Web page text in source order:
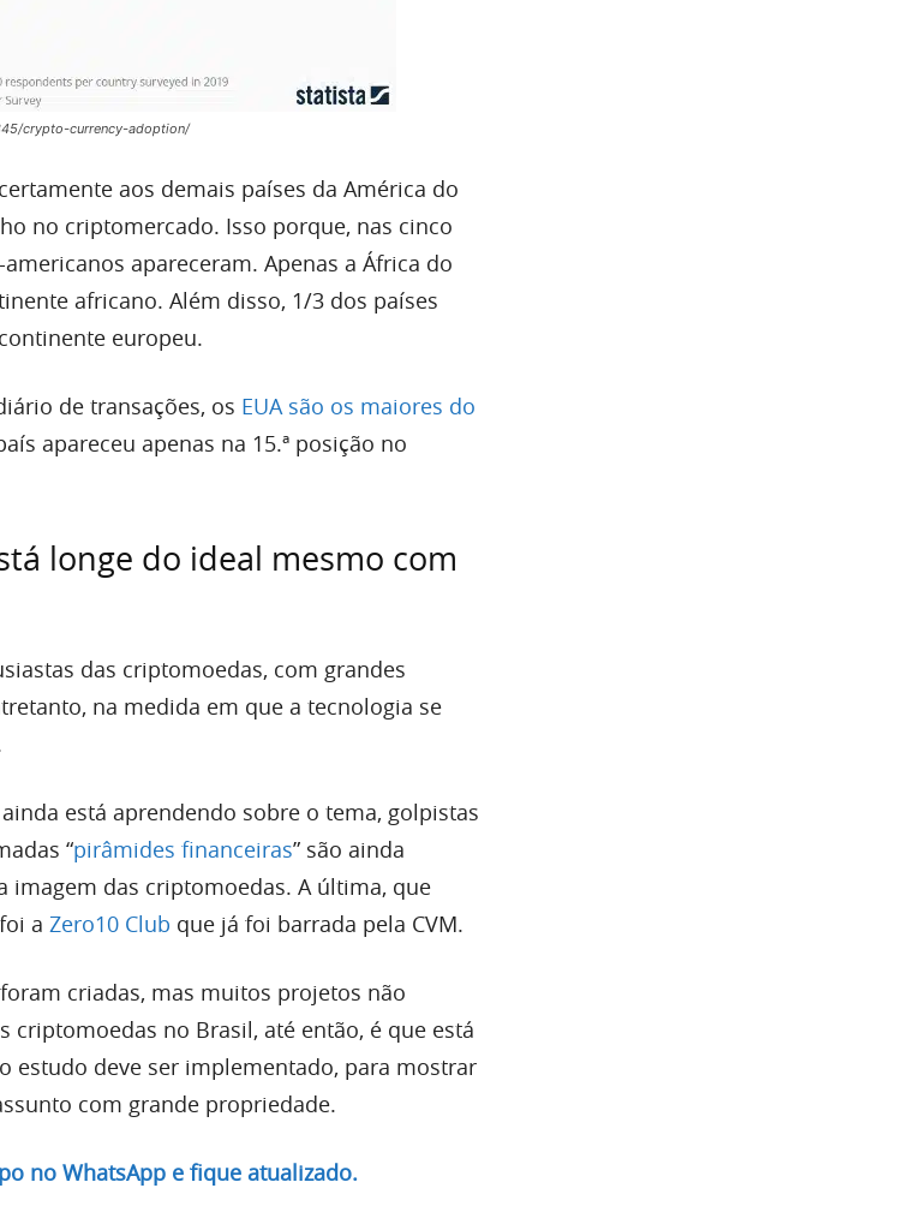
crypto-currency-adoption/
aos demais países da América do
no criptomercado. Isso porque, nas cinco
apareceram. Apenas a África do
africano. Além disso, 1/3 dos países
europeu.
de transações, os EUA são os maiores do
apareceu apenas na 15.ª posição no
longe do ideal mesmo com
das criptomoedas, com grandes
na medida em que a tecnologia se
está aprendendo sobre o tema, golpistas
“pirâmides financeiras” são ainda
imagem das criptomoedas. A última, que
a Zero10 Club que já foi barrada pela CVM.
criadas, mas muitos projetos não
criptomoedas no Brasil, até então, é que está
estudo deve ser implementado, para mostrar
com grande propriedade.
no WhatsApp e fique atualizado.